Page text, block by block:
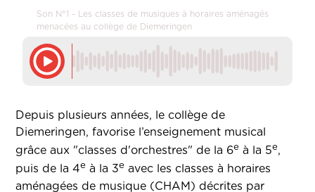
Son N°1 - Les classes de musiques à horaires aménagés
menacées au collège de Diemeringen
Depuis plusieurs années, le collège de
Diemeringen, favorise l’enseignement musical
grâce aux "classes d'orchestres" de la 6e à la 5e,
puis de la 4e à la 3e avec les classes à horaires
aménagées de musique (CHAM) décrites par